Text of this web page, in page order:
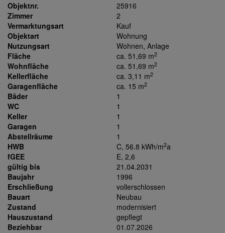
Objektnr.
25916
Zimmer
2
Vermarktungsart
Kauf
Objektart
Wohnung
Nutzungsart
Wohnen Anlage
Fläche
ca. 51,69 m2
Wohnfläche ca. 51,69 m2
Kellerfläche ca. 3,11 m2
Garagenfläche ca. 15 m2
Bäder
1
WC
1
Keller
1
Garagen
1
Abstellräume
1
HWB
C, 56.8 kWh/m2a
fGEE
E, 2,6
gültig bis
21.04.2031
Baujahr
1996
Erschließung
vollerschlossen
Bauart
Neubau
Zustand
modernisiert
Hauszustand
gepflegt
Beziehbar
01.07.2026